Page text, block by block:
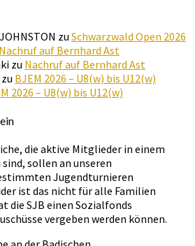
zu Schwarzwald Open 2026
Nachruf auf Bernhard Ast
zu Nachruf auf Bernhard Ast
zu BJEM 2026 – U8(w) bis U12(w)
2026 – U8(w) bis U12(w)
die aktive Mitglieder in einem
sollen an unseren
Jugendturnieren
ist das nicht für alle Familien
die SJB einen Sozialfonds
vergeben werden können.